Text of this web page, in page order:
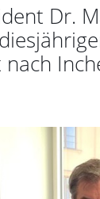
Dr.